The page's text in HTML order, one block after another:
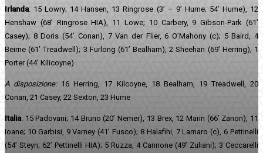
Irlanda: 15 Lowry; 14 Hansen, 13 Ringrose (3’ – 9’ Hume; 54’ Hume), 12
Henshaw (68’ Ringrose HIA), 11 Lowe; 10 Carbery, 9 Gibson-Park (61’
Casey); 8 Doris (54’ Conan), 7 Van der Flier, 6 O’Mahony (c); 5 Baird, 4
Beirne (61’ Treadwell); 3 Furlong (61’ Bealham), 2 Sheehan (69’ Herring), 1
Porter (44’ Kilicoyne)
A disposizione: 16 Herring, 17 Kilcoyne, 18 Bealham, 19 Treadwell, 20
Conan, 21 Casey, 22 Sexton, 23 Hume
Italia: 15 Padovani; 14 Bruno (20’ Nemer), 13 Brex, 12 Marin (66’ Zanon), 11
Ioane; 10 Garbisi, 9 Varney (41’ Fusco); 8 Halafihi, 7 Lamaro (c), 6 Pettinelli
(54’ Steyn; 62’ Pettinelli HIA); 5 Ruzza, 4 Cannone (49’ Zuliani); 3 Ceccarelli